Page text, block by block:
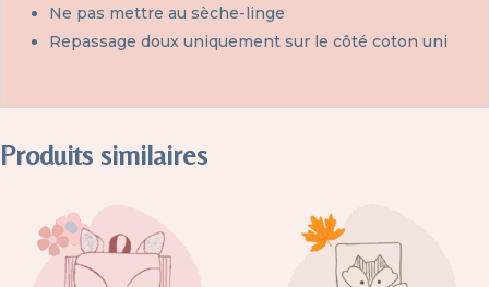
Ne pas mettre au sèche-linge
Repassage doux uniquement sur le côté coton uni
Produits similaires